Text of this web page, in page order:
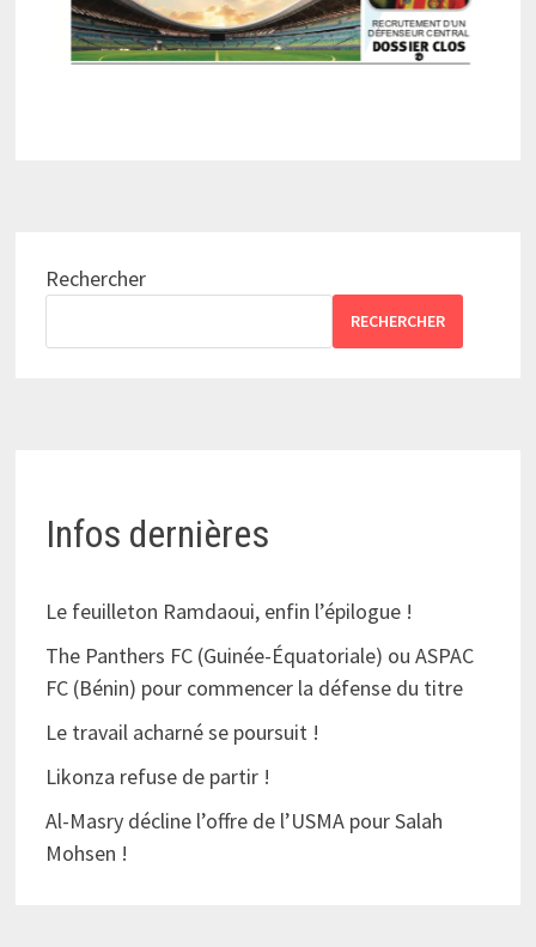
Rechercher
RECHERCHER
Infos dernières
Le feuilleton Ramdaoui, enfin l’épilogue !
The Panthers FC (Guinée-Équatoriale) ou ASPAC
FC (Bénin) pour commencer la défense du titre
Le travail acharné se poursuit !
Likonza refuse de partir !
Al-Masry décline l’offre de l’USMA pour Salah
Mohsen !